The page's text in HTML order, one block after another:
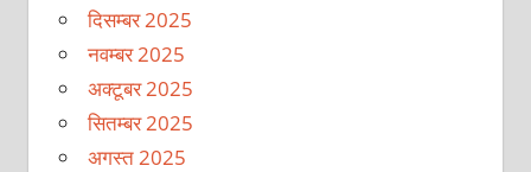
दिसम्बर 2025
नवम्बर 2025
अक्टूबर 2025
सितम्बर 2025
अगस्त 2025